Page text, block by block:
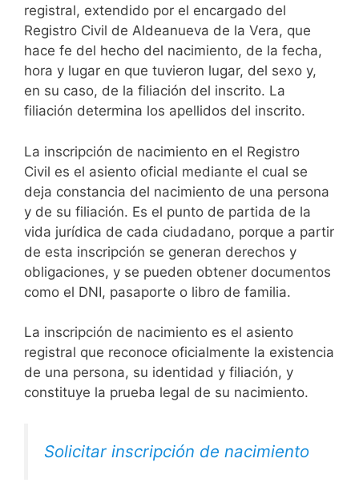
registral, extendido por el encargado del
Registro Civil de Aldeanueva de la Vera, que
hace fe del hecho del nacimiento, de la fecha,
hora y lugar en que tuvieron lugar, del sexo y,
en su caso, de la filiación del inscrito. La
filiación determina los apellidos del inscrito.
La inscripción de nacimiento en el Registro
Civil es el asiento oficial mediante el cual se
deja constancia del nacimiento de una persona
y de su filiación. Es el punto de partida de la
vida jurídica de cada ciudadano, porque a partir
de esta inscripción se generan derechos y
obligaciones, y se pueden obtener documentos
como el DNI, pasaporte o libro de familia.
La inscripción de nacimiento es el asiento
registral que reconoce oficialmente la existencia
de una persona, su identidad y filiación, y
constituye la prueba legal de su nacimiento.
Solicitar inscripción de nacimiento